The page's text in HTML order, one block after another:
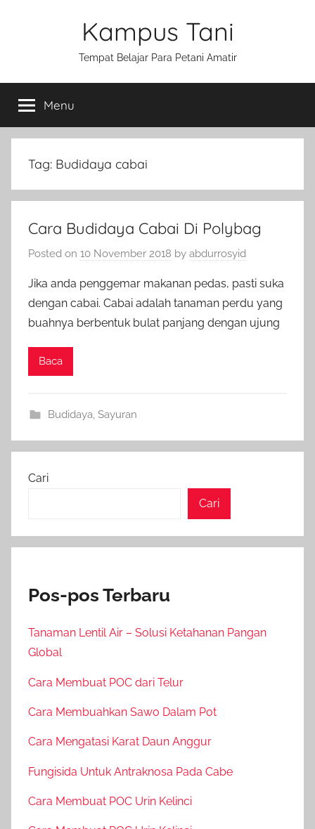
Kampus Tani
Tempat Belajar Para Petani Amatir
Menu
Tag: Budidaya cabai
Cara Budidaya Cabai Di Polybag
Posted on 10 November 2018 by abdurrosyid
Jika anda penggemar makanan pedas, pasti suka
dengan cabai. Cabai adalah tanaman perdu yang
buahnya berbentuk bulat panjang dengan ujung
Baca
Budidaya Sayuran
Cari
Cari
Pos-pos Terbaru
Tanaman Lentil Air – Solusi Ketahanan Pangan
Global
Cara Membuat POC dari Telur
Cara Membuahkan Sawo Dalam Pot
Cara Mengatasi Karat Daun Anggur
Fungisida Untuk Antraknosa Pada Cabe
Cara Membuat POC Urin Kelinci